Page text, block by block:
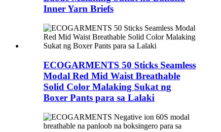
Inner Yarn Briefs
ECOGARMENTS 50 Sticks Seamless
Modal Red Mid Waist Breathable
Solid Color Malaking Sukat ng
Boxer Pants para sa Lalaki